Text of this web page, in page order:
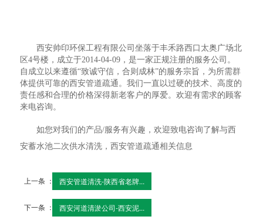
西安帅印环保工程有限公司坐落于丰禾路西口太奥广场北
区4号楼，成立于2014-04-09，是一家正规注册的服务公司。
自成立以来遵循“致诚守信，合则成林”的服务宗旨，为所需群
体提供可靠的西安管道疏通。我们一直以过硬的技术、高度的
责任感和合理的价格深得新老客户的厚爱。欢迎有需求的顾客
来电咨询。
如您对我们的产品/服务有兴趣，欢迎致电咨询了解与西
安蓄水池二次供水清洗，西安管道疏通相关信息
上一条 ： 西安管道清洗-陕西省老牌...
下一条 ： 西安河道清淤公司-西安泥...